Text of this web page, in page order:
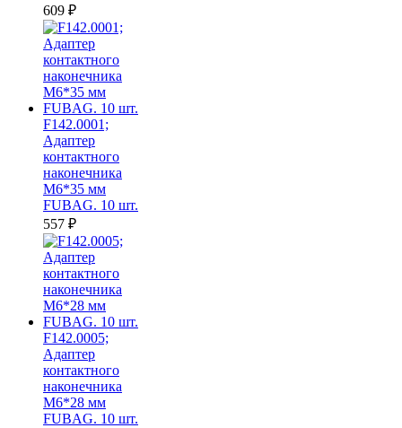
609 ₽
F142.0001;
Адаптер
контактного
наконечника
M6*35 мм
FUBAG. 10 шт.
557 ₽
F142.0005;
Адаптер
контактного
наконечника
M6*28 мм
FUBAG. 10 шт.